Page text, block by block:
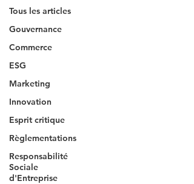
Tous les articles
Gouvernance
Commerce
ESG
Marketing
Innovation
Esprit critique
Règlementations
Responsabilité
Sociale
d'Entreprise